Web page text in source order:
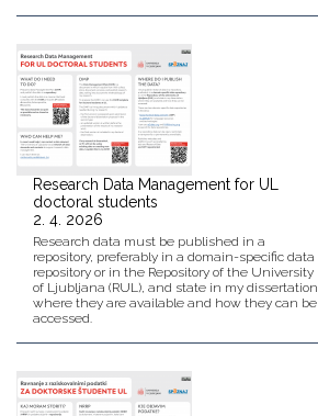
Research Data Management for UL
doctoral students
2. 4. 2026
Research data must be published in a
repository, preferably in a domain-specific data
repository or in the Repository of the University
of Ljubljana (RUL), and state in my dissertation
where they are available and how they can be
accessed.